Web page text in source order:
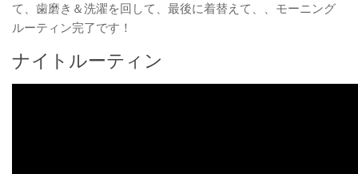
て、歯磨き＆洗濯を回して、最後に着替えて、、モーニング
ルーティン完了です！
ナイトルーティン